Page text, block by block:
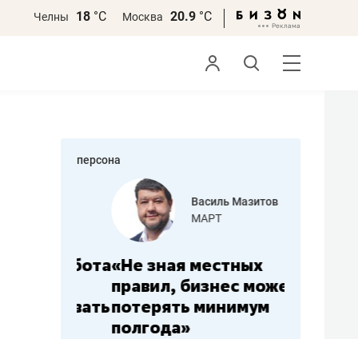
Челны 18 °С Москва 20.9 °С
персона
Василь Мазитов
МАРТ
«Не зная местных
правил, бизнес может
потерять минимум
полгода»